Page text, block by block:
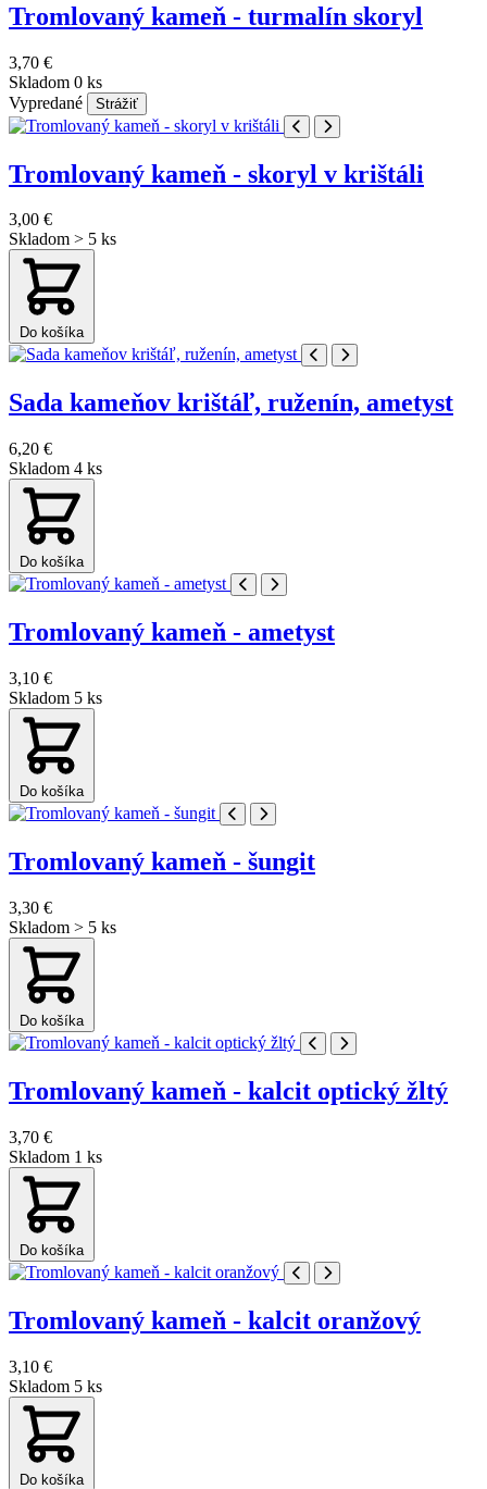
Tromlovaný kameň - turmalín skoryl
3,70 €
Skladom 0 ks
Vypredané
Strážiť
Tromlovaný kameň - skoryl v krištáli
3,00 €
Skladom > 5 ks
Do košíka
Sada kameňov krištáľ, ruženín, ametyst
6,20 €
Skladom 4 ks
Do košíka
Tromlovaný kameň - ametyst
3,10 €
Skladom 5 ks
Do košíka
Tromlovaný kameň - šungit
3,30 €
Skladom > 5 ks
Do košíka
Tromlovaný kameň - kalcit optický žltý
3,70 €
Skladom 1 ks
Do košíka
Tromlovaný kameň - kalcit oranžový
3,10 €
Skladom 5 ks
Do košíka